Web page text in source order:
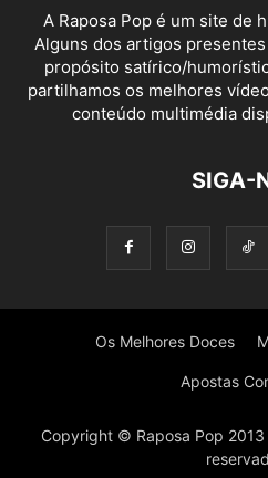
A Raposa Pop é um site de
Alguns dos artigos
propósito satírico/
partilhamos os melhores
conteúdo multimédia
SIGA-
Os Melhores Doces
Apostas
Copyright © Raposa Pop